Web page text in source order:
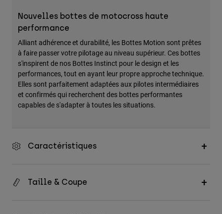
Nouvelles bottes de motocross haute
performance
Alliant adhérence et durabilité, les Bottes Motion sont prêtes
à faire passer votre pilotage au niveau supérieur. Ces bottes
s'inspirent de nos Bottes Instinct pour le design et les
performances, tout en ayant leur propre approche technique.
Elles sont parfaitement adaptées aux pilotes intermédiaires
et confirmés qui recherchent des bottes performantes
capables de s'adapter à toutes les situations.
Caractéristiques
Taille & Coupe